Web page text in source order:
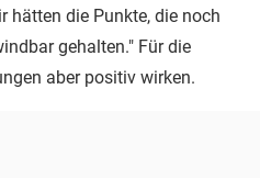
hätten die Punkte, die noch
gehalten." Für die
aber positiv wirken.